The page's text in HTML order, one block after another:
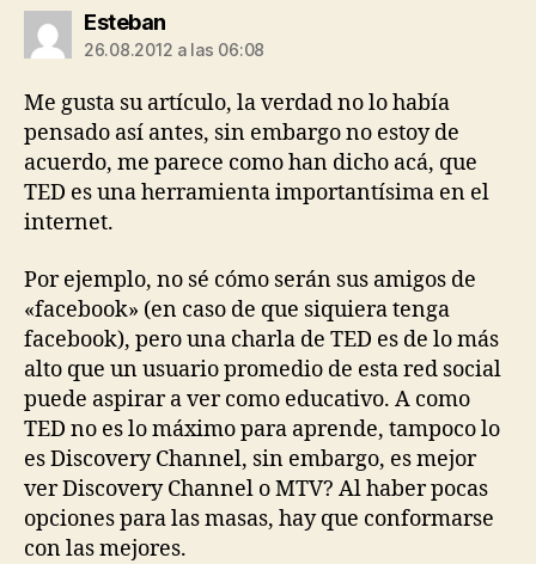
Estebandice:
26.08.2012 a las 06:08
Me gusta su artículo, la verdad no lo había
pensado así antes, sin embargo no estoy de
acuerdo, me parece como han dicho acá, que
TED es una herramienta importantísima en el
internet.
Por ejemplo, no sé cómo serán sus amigos de
«facebook» (en caso de que siquiera tenga
facebook), pero una charla de TED es de lo más
alto que un usuario promedio de esta red social
puede aspirar a ver como educativo. A como
TED no es lo máximo para aprende, tampoco lo
es Discovery Channel, sin embargo, es mejor
ver Discovery Channel o MTV? Al haber pocas
opciones para las masas, hay que conformarse
con las mejores.